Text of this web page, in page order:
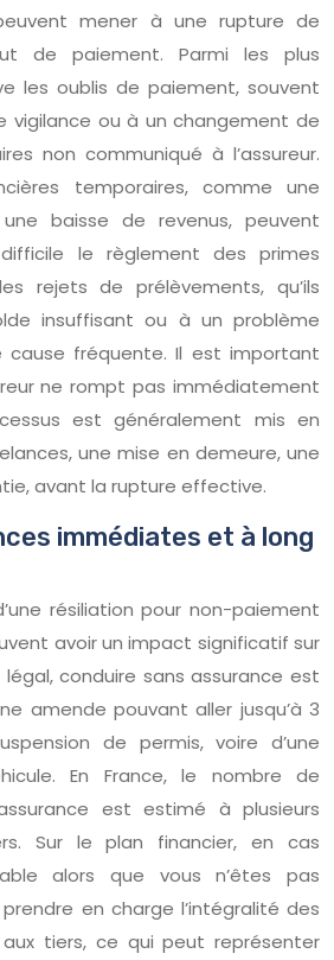
mener à une rupture de
de paiement. Parmi les plus
les oublis de paiement, souvent
vigilance ou à un changement de
non communiqué à l’assureur.
temporaires, comme une
baisse de revenus, peuvent
le règlement des primes
rejets de prélèvements, qu’ils
insuffisant ou à un problème
cause fréquente. Il est important
ne rompt pas immédiatement
est généralement mis en
une mise en demeure, une
avant la rupture effective.
immédiates et à long
résiliation pour non-paiement
avoir un impact significatif sur
conduire sans assurance est
amende pouvant aller jusqu’à 3
de permis, voire d’une
En France, le nombre de
est estimé à plusieurs
Sur le plan financier, en cas
alors que vous n’êtes pas
en charge l’intégralité des
tiers, ce qui peut représenter